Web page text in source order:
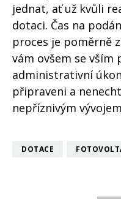
jednat, ať už kvůli
dotaci. Čas na
proces je poměrně
vám ovšem se vším
administrativní
připraveni a
nepříznivým
DOTACE